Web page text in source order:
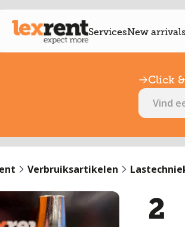
ServicesNew arrivals
Click
Verbruiksartikelen
2